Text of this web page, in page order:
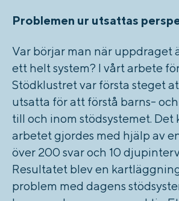
Problemen ur utsattas
Var börjar man när uppdraget
ett helt system? I vårt arbete
Stödklustret var första steget
utsatta för att förstå barns-
till och inom stödsystemet. Det
arbetet gjordes med hjälp av
över 200 svar och 10
Resultatet blev en
problem med dagens